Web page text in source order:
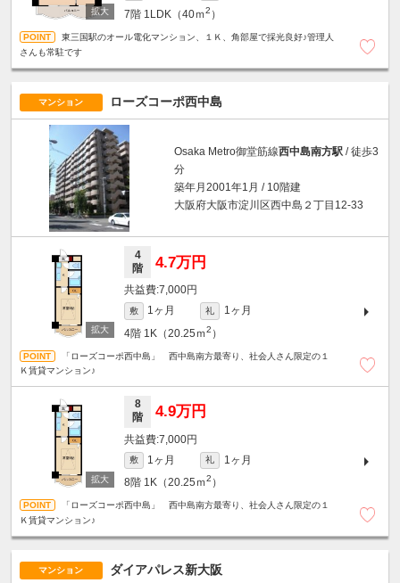
7階 1LDK（40ｍ2 ）
東三国駅のオール電化マンション、１Ｋ、角部屋で採光良好♪管理人
さんも常駐です
マンション ローズコーポ西中島
Osaka Metro御堂筋線西中島南方駅 / 徒歩3
分
築年月2001年1月 / 10階建
大阪府大阪市淀川区西中島２丁目12-33
4
階
4.7万円
7,000円
敷 1ヶ月 礼
1ヶ月
4階 1K（20.25ｍ2 ）
「ローズコーポ西中島」 西中島南方最寄り、社会人さん限定の１
Ｋ賃貸マンション♪
8
階
4.9万円
7,000円
敷 1ヶ月 礼
1ヶ月
8階 1K（20.25ｍ2 ）
「ローズコーポ西中島」 西中島南方最寄り、社会人さん限定の１
Ｋ賃貸マンション♪
マンション ダイアパレス新大阪